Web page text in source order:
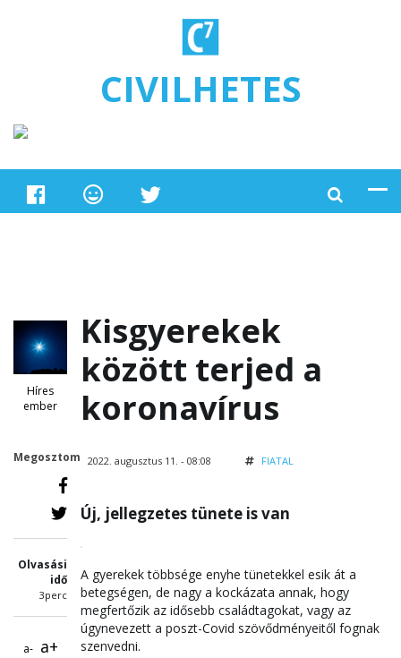
CIVILHETES
Híres
ember
Megosztom
Olvasási
idő
3perc
a- a+
Kisgyerekek
között terjed a
koronavírus
2022. augusztus 11. - 08:08 FIATAL
Új, jellegzetes tünete is van
A gyerekek többsége enyhe tünetekkel esik át a
betegségen, de nagy a kockázata annak, hogy
megfertőzik az idősebb családtagokat, vagy az
úgynevezett a poszt-Covid szövődményeitől fognak
szenvedni.